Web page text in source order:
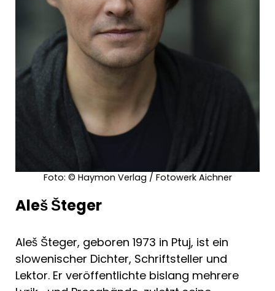
"wichtigster slowenischer Schriftsteller
seiner Generation"
DIE WELT, Richard Kämmerlings" (aus den
Pressestimmen zu "Logbuch der Gegenwart
– Taumeln")
"Im Wechsel von Landschaftsbeschreibung
und Reflexion findet Šteger Sätze, die den
Bildern, die in den Medien verbreitet
entgegenhalten."
Süddeutsche Zeitung, Nico Bleutge (aus den
Pressestimmen zu "Logbuch der Gegenwart
– Taumeln")
Foto: © Haymon Verlag / Fotowerk Aichner
Aleš Šteger
Aleš Šteger, geboren 1973 in Ptuj, ist ein
slowenischer Dichter, Schriftsteller und
Lektor. Er veröffentlichte bislang mehrere